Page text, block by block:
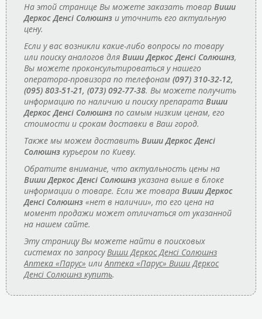
На этой странице Вы можете заказать товар Виши
Деркос Денсі Солюшнз и уточнить его актуальную
цену.
Если у вас возникли какие-либо вопросы по товару
или поиску аналогов для Виши Деркос Денсі Солюшнз,
Вы можете проконсультироваться у нашего
оператора-провизора по телефонам (097) 310-32-12,
(095) 803-51-21, (073) 092-77-38. Вы можете получить
информацию по наличию и поиску препарата Виши
Деркос Денсі Солюшнз по самым низким ценам, его
стоимости и срокам доставки в Ваш город.
Также мы можем доставить Виши Деркос Денсі
Солюшнз курьером по Киеву.
Обратите внимание, что актуальность цены на
Виши Деркос Денсі Солюшнз указана выше в блоке
информации о товаре. Если же товара Виши Деркос
Денсі Солюшнз «нет в наличии», то его цена на
момент продажи может отличаться от указанной
на нашем сайте.
Эту страницу Вы можете найти в поисковых
системах по запросуВиши Деркос Денсі Солюшнз
Аптека «Парус» илиАптека «Парус» Виши Деркос
Денсі Солюшнз купить.